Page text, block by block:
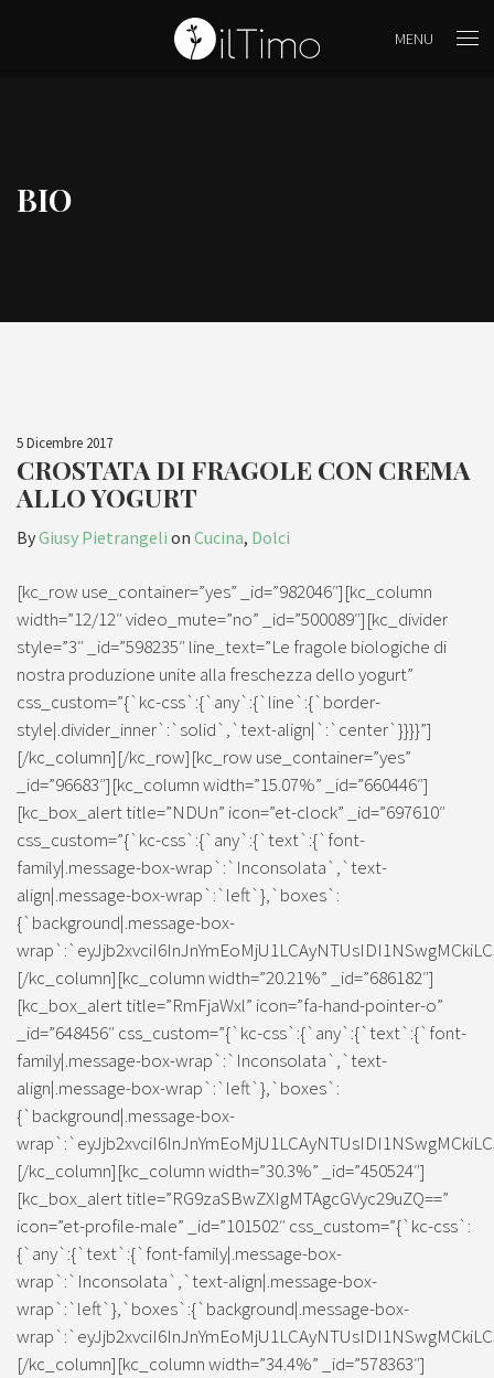
MENU
BIO
5 Dicembre 2017
CROSTATA DI FRAGOLE CON CREMA
ALLO YOGURT
ByGiusy Pietrangeli on Cucina, Dolci
[kc_row use_container=”yes” _id=”982046″][kc_column
width=”12/12″ video_mute=”no” _id=”500089″][kc_divider
style=”3″ _id=”598235″ line_text=”Le fragole biologiche di
nostra produzione unite alla freschezza dello yogurt”
css_custom=”{`kc-css`:{`any`:{`line`:{`border-
style|.divider_inner`:`solid`,`text-align|`:`center`}}}}”]
[/kc_column][/kc_row][kc_row use_container=”yes”
_id=”96683″][kc_column width=”15.07%” _id=”660446″]
[kc_box_alert title=”NDUn” icon=”et-clock” _id=”697610″
css_custom=”{`kc-css`:{`any`:{`text`:{`font-
family|.message-box-wrap`:`Inconsolata`,`text-
align|.message-box-wrap`:`left`},`boxes`:
{`background|.message-box-
[/kc_column][kc_column width=”20.21%” _id=”686182″]
[kc_box_alert title=”RmFjaWxl” icon=”fa-hand-pointer-o”
_id=”648456″ css_custom=”{`kc-css`:{`any`:{`text`:{`font-
family|.message-box-wrap`:`Inconsolata`,`text-
align|.message-box-wrap`:`left`},`boxes`:
{`background|.message-box-
[/kc_column][kc_column width=”30.3%” _id=”450524″]
[kc_box_alert title=”RG9zaSBwZXIgMTAgcGVyc29uZQ==”
icon=”et-profile-male” _id=”101502″ css_custom=”{`kc-css`:
{`any`:{`text`:{`font-family|.message-box-
wrap`:`Inconsolata`,`text-align|.message-box-
wrap`:`left`},`boxes`:{`background|.message-box-
[/kc_column][kc_column width=”34.4%” _id=”578363″]